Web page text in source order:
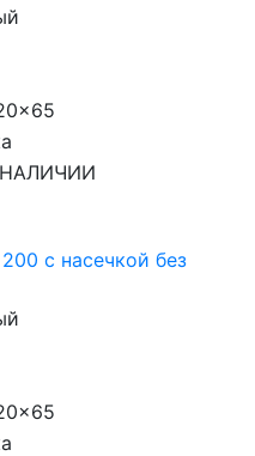
с насечкой без